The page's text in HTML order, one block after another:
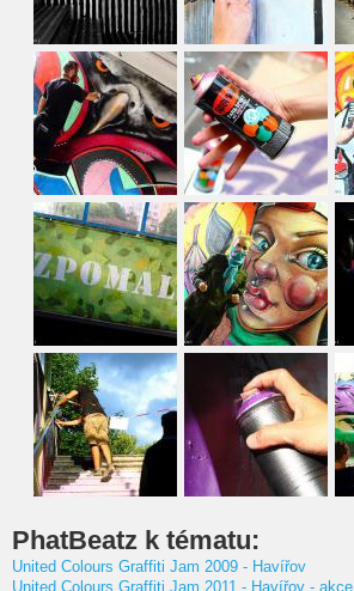
PhatBeatz k tématu:
United Colours Graffiti Jam 2009 - Havířov
United Colours Graffiti Jam 2011 - Havířov - akce